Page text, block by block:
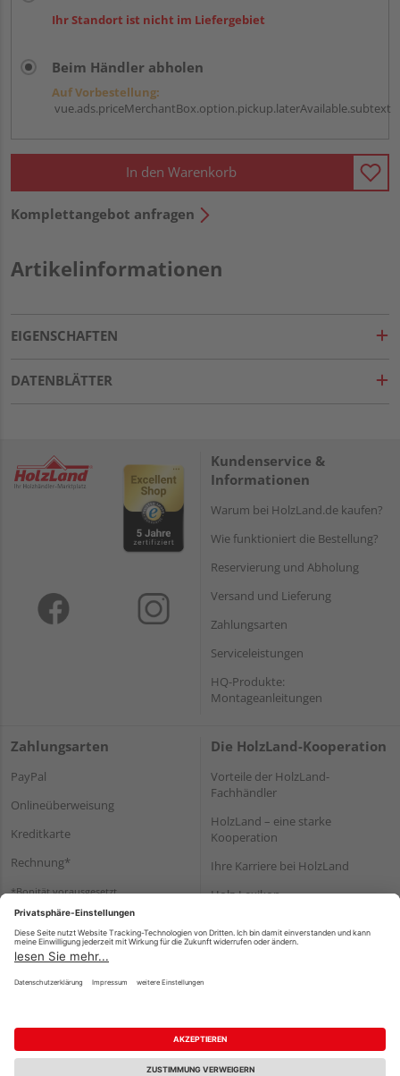
Ihr Standort ist nicht im Liefergebiet
Beim Händler abholen
Auf Vorbestellung:
vue.ads.priceMerchantBox.option.pickup.laterAvailable.subtext
In den Warenkorb
Komplettangebot anfragen
Artikelinformationen
EIGENSCHAFTEN
DATENBLÄTTER
Kundenservice &
Informationen
Warum bei HolzLand.de kaufen?
Wie funktioniert die Bestellung?
Reservierung und Abholung
Versand und Lieferung
Zahlungsarten
Serviceleistungen
HQ-Produkte:
Montageanleitungen
Zahlungsarten
PayPal
Onlineüberweisung
Kreditkarte
Rechnung*
*Bonität vorausgesetzt
Die HolzLand-Kooperation
Vorteile der HolzLand-
Fachhändler
HolzLand – eine starke
Kooperation
Ihre Karriere bei HolzLand
Holz-Lexikon
Impressum Datenschutz
Nutzungsbedingungen
Barrierefreiheitserklärung
Vertrag widerrufen